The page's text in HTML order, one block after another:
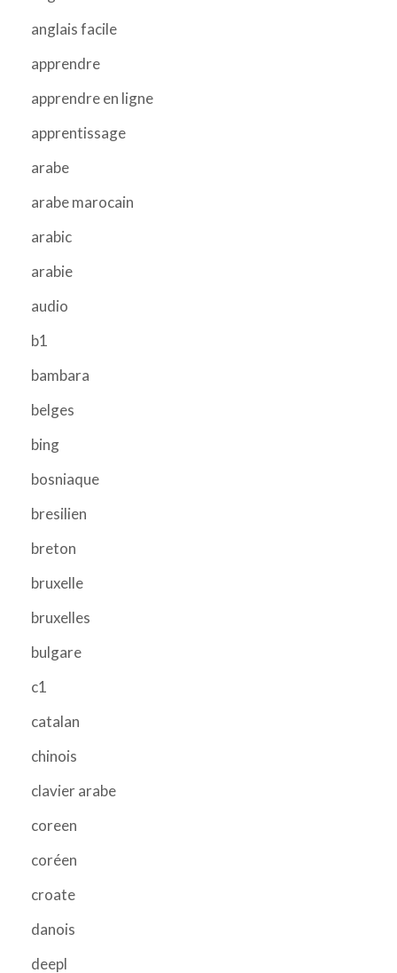
anglais facile
apprendre
apprendre en ligne
apprentissage
arabe
arabe marocain
arabic
arabie
audio
b1
bambara
belges
bing
bosniaque
bresilien
breton
bruxelle
bruxelles
bulgare
c1
catalan
chinois
clavier arabe
coreen
coréen
croate
danois
deepl